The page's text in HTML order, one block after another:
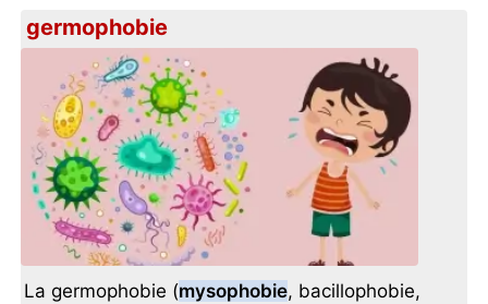
germophobie
La germophobie (mysophobie, bacillophobie,